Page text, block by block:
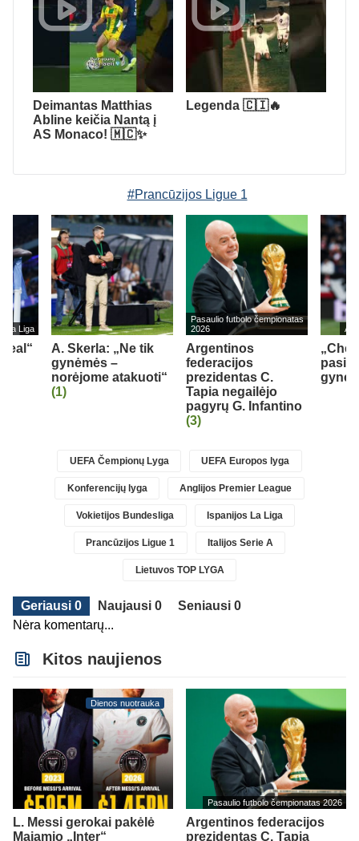
Deimantas Matthias
Abline keičia Nantą į
AS Monaco! 🇲🇨✨
Legenda 🇨🇮🔥
#Prancūzijos Ligue 1
La Liga
A. Skerla: „Ne tik
gynėmės –
norėjome atakuoti“
(1)
Pasaulio futbolo čempionatas
2026
Argentinos
federacijos
prezidentas C.
Tapia negailėjo
pagyrų G. Infantino
(3)
UEFA Čempionų Lyga UEFA Europos lyga
Konferencijų lyga Anglijos Premier League
Vokietijos Bundesliga Ispanijos La Liga
Prancūzijos Ligue 1 Italijos Serie A
Lietuvos TOP LYGA
Geriausi 0 Naujausi 0
Seniausi 0
Nėra komentarų...
Kitos naujienos
Dienos nuotrauka
L. Messi gerokai pakėlė
Majamio „Inter“
Pasaulio futbolo čempionatas 2026
Argentinos federacijos
prezidentas C. Tapia